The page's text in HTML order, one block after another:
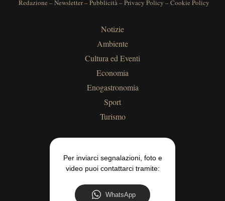
Redazione –Newsletter–Pubblicità–Privacy Policy –Cookie Policy
Notizie
Ambiente
Cultura ed Eventi
Economia
Enogastronomia
Sport
Turismo
Per inviarci segnalazioni, foto e
video puoi contattarci tramite:
WhatsApp